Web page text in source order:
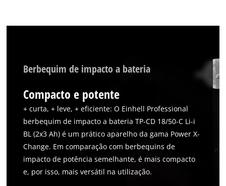
Berbequim de impacto a bateria
Compacto e potente
+ curta, + leve, + eficiente: O Einhell Professional
berbequim de impacto a bateria TP-CD 18/50-C Li-i
BL (2x3 Ah) é um prático aparelho da gama Power X-
Change. Em comparação com berbequins de
impacto de potência semelhante, é mais compacto
e, por isso, mais versátil na utilização.